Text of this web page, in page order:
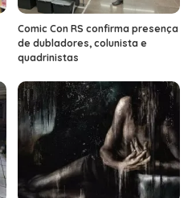
Comic Con RS confirma presença
de dubladores, colunista e
quadrinistas